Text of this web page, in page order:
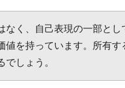
なく、自己表現の一部と
値を持っています。所有
しょう。